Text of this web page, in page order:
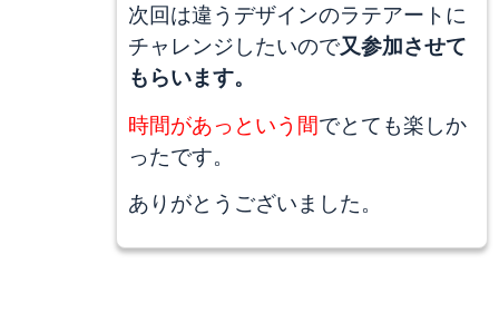
次回は違うデザインのラテアートに
チャレンジしたいので又参加させて
もらいます。
時間があっという間でとても楽しか
ったです。
ありがとうございました。